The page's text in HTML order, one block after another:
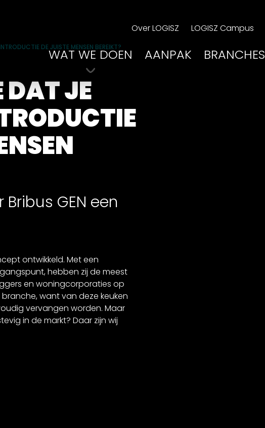
Over LOGISZ LOGISZ Campus
WAT WE DOEN AANPAK BRANCHES
DE JUISTE MENSEN BEREIKT?
DAT JE
GEN een
ontwikkeld. Met een
hebben zij de meest
en woningcorporaties op
want van deze keuken
vervangen worden. Maar
in de markt? Daar zijn wij